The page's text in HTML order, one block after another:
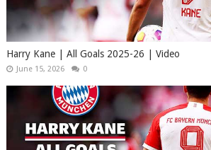
Harry Kane | All Goals 2025-26 | Video
June 15, 2026 0